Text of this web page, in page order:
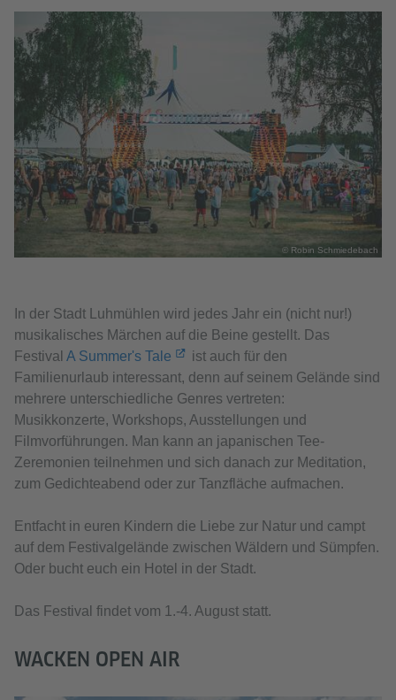
© Robin Schmiedebach
In der Stadt Luhmühlen wird jedes Jahr ein (nicht nur!)
musikalisches Märchen auf die Beine gestellt. Das
Festival A Summer's Tale
ist auch für den
Familienurlaub interessant, denn auf seinem Gelände sind
mehrere unterschiedliche Genres vertreten:
Musikkonzerte, Workshops, Ausstellungen und
Filmvorführungen. Man kann an japanischen Tee-
Zeremonien teilnehmen und sich danach zur Meditation,
zum Gedichteabend oder zur Tanzfläche aufmachen.
Entfacht in euren Kindern die Liebe zur Natur und campt
auf dem Festivalgelände zwischen Wäldern und Sümpfen.
Oder bucht euch ein Hotel in der Stadt.
Das Festival findet vom 1.-4. August statt.
WACKEN OPEN AIR